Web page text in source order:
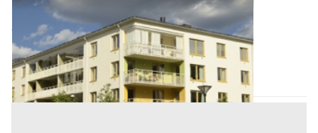
Ospedaletto Euganeo (Padova)
Offerta minima
30.750 € 41.000 €
Codice asta:AJ749123
Asta chiusa